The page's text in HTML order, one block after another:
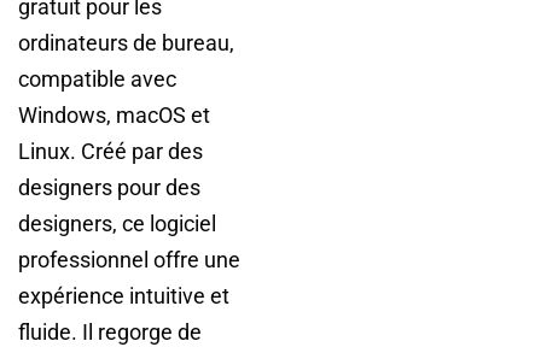
gratuit pour les
ordinateurs de bureau,
compatible avec
Windows, macOS et
Linux. Créé par des
designers pour des
designers, ce logiciel
professionnel offre une
expérience intuitive et
fluide. Il regorge de